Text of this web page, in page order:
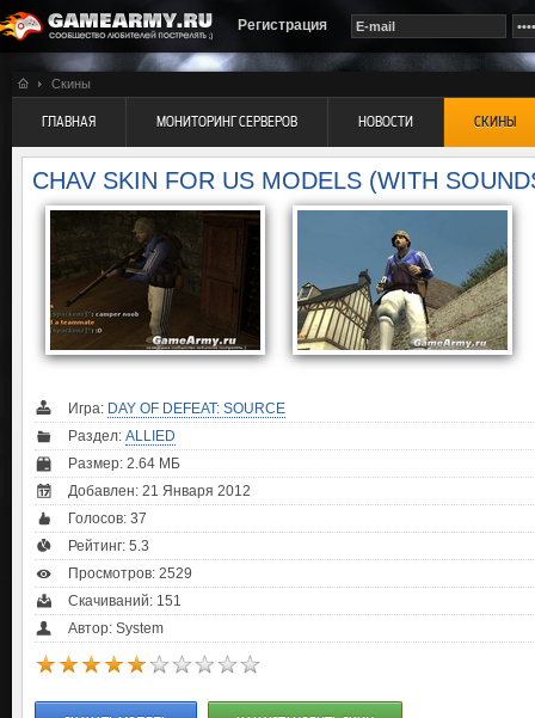
Регистрация
Скины
ГЛАВНАЯ МОНИТОРИНГ СЕРВЕРОВ НОВОСТИ СКИНЫ
CHAV SKIN FOR US MODELS (WITH
Игра: DAY OF DEFEAT: SOURCE
Раздел: ALLIED
Размер: 2.64 МБ
Добавлен: 21 Января 2012
Голосов: 37
Рейтинг: 5.3
Просмотров: 2529
Скачиваний: 151
Автор: System